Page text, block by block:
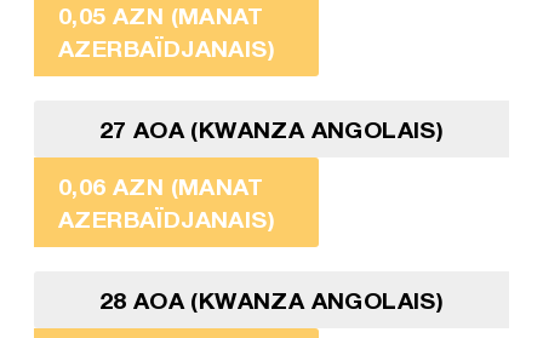
0,05 AZN (MANAT
AZERBAÏDJANAIS)
27 AOA (KWANZA ANGOLAIS)
0,06 AZN (MANAT
AZERBAÏDJANAIS)
28 AOA (KWANZA ANGOLAIS)